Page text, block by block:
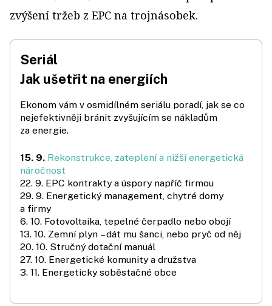
zvýšení tržeb z EPC na trojnásobek.
Seriál
Jak ušetřit na energiích
Ekonom vám v osmidílném seriálu poradí, jak se co
nejefektivněji bránit zvyšujícím se nákladům
za energie.
15. 9. Rekonstrukce, zateplení a nižší energetická
náročnost
22. 9. EPC kontrakty a úspory napříč firmou
29. 9. Energetický management, chytré domy
a firmy
6. 10. Fotovoltaika, tepelné čerpadlo nebo obojí
13. 10. Zemní plyn – dát mu šanci, nebo pryč od něj
20. 10. Stručný dotační manuál
27. 10. Energetické komunity a družstva
3. 11. Energeticky soběstačné obce